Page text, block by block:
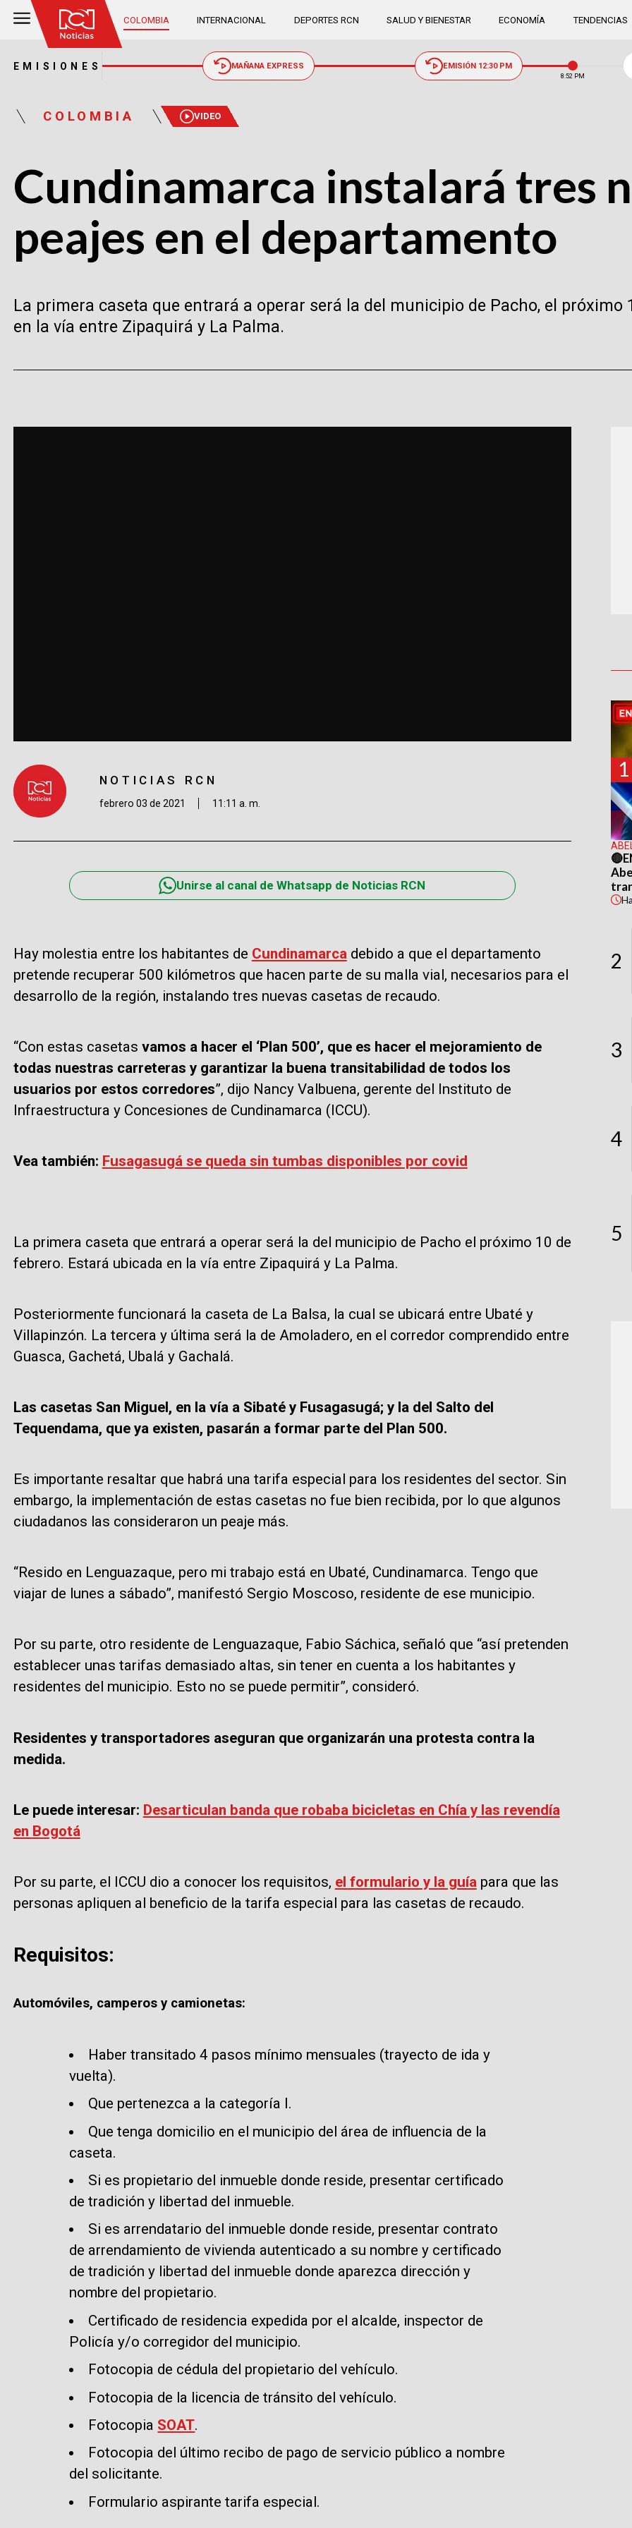
COLOMBIA INTERNACIONAL DEPORTES RCN SALUD Y BIENESTAR ECONOMÍA TENDENCIAS
EMISIONES MAÑANA EXPRESS EMISIÓN 12:30 PM
8:52 PM
COLOMBIA VIDEO
Cundinamarca instalará tres
peajes en el departamento
La primera caseta que entrará a operar será la del municipio de Pacho, el próximo
en la vía entre Zipaquirá y La Palma.
NOTICIAS RCN
febrero 03 de 2021 11:11 a. m.
Unirse al canal de Whatsapp de Noticias RCN
Hay molestia entre los habitantes de Cundinamarcadebido a que el departamento
pretende recuperar 500 kilómetros que hacen parte de su malla vial, necesarios para el
desarrollo de la región, instalando tres nuevas casetas de recaudo.
“Con estas casetas vamos a hacer el ‘Plan 500’, que es hacer el mejoramiento de
todas nuestras carreteras y garantizar la buena transitabilidad de todos los
usuarios por estos corredores”, dijo Nancy Valbuena, gerente del Instituto de
Infraestructura y Concesiones de Cundinamarca (ICCU).
Vea también: Fusagasugá se queda sin tumbas disponibles por covid
La primera caseta que entrará a operar será la del municipio de Pacho el próximo 10 de
febrero. Estará ubicada en la vía entre Zipaquirá y La Palma.
Posteriormente funcionará la caseta de La Balsa, la cual se ubicará entre Ubaté y
Villapinzón. La tercera y última será la de Amoladero, en el corredor comprendido entre
Guasca, Gachetá, Ubalá y Gachalá.
Las casetas San Miguel, en la vía a Sibaté y Fusagasugá; y la del Salto del
Tequendama, que ya existen, pasarán a formar parte del Plan 500.
Es importante resaltar que habrá una tarifa especial para los residentes del sector. Sin
embargo, la implementación de estas casetas no fue bien recibida, por lo que algunos
ciudadanos las consideraron un peaje más.
“Resido en Lenguazaque, pero mi trabajo está en Ubaté, Cundinamarca. Tengo que
viajar de lunes a sábado”, manifestó Sergio Moscoso, residente de ese municipio.
Por su parte, otro residente de Lenguazaque, Fabio Sáchica, señaló que “así pretenden
establecer unas tarifas demasiado altas, sin tener en cuenta a los habitantes y
residentes del municipio. Esto no se puede permitir”, consideró.
Residentes y transportadores aseguran que organizarán una protesta contra la
medida.
Le puede interesar: Desarticulan banda que robaba bicicletas en Chía y las revendía
en Bogotá
Por su parte, el ICCU dio a conocer los requisitos, el formulario y la guíapara que las
personas apliquen al beneficio de la tarifa especial para las casetas de recaudo.
Requisitos:
Automóviles, camperos y camionetas:
Haber transitado 4 pasos mínimo mensuales (trayecto de ida y
vuelta).
Que pertenezca a la categoría I.
Que tenga domicilio en el municipio del área de influencia de la
caseta.
Si es propietario del inmueble donde reside, presentar certificado
de tradición y libertad del inmueble.
Si es arrendatario del inmueble donde reside, presentar contrato
de arrendamiento de vivienda autenticado a su nombre y certificado
de tradición y libertad del inmueble donde aparezca dirección y
nombre del propietario.
Certificado de residencia expedida por el alcalde, inspector de
Policía y/o corregidor del municipio.
Fotocopia de cédula del propietario del vehículo.
Fotocopia de la licencia de tránsito del vehículo.
Fotocopia SOAT.
Fotocopia del último recibo de pago de servicio público a nombre
del solicitante.
Formulario aspirante tarifa especial.
1
2
3
4
5